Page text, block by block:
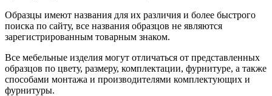
Образцы имеют названия для их различия и более быстрого
поиска по сайту, все названия образцов не являются
зарегистрированным товарным знаком.
Все мебельные изделия могут отличаться от представленных
образцов по цвету, размеру, комплектации, фурнитуре, а также
способами монтажа и производителями комплектующих и
фурнитуры.